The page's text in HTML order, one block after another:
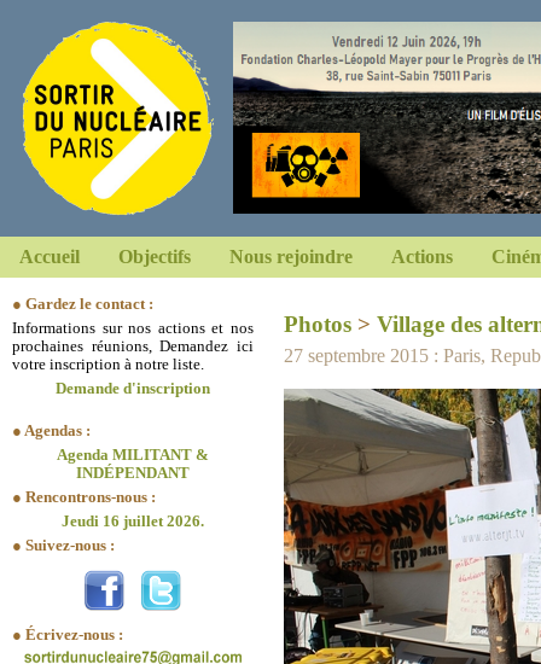
Accueil Objectifs Nous rejoindre Actions
● Gardez le contact :
Informations sur nos actions et nos
prochaines réunions, Demandez ici
votre inscription à notre liste.
Demande d'inscription
● Agendas :
Agenda MILITANT &
INDÉPENDANT
● Rencontrons-nous :
Jeudi 16 juillet 2026.
● Suivez-nous :
● Écrivez-nous :
Photos > Village des
27 septembre 2015 : Paris,